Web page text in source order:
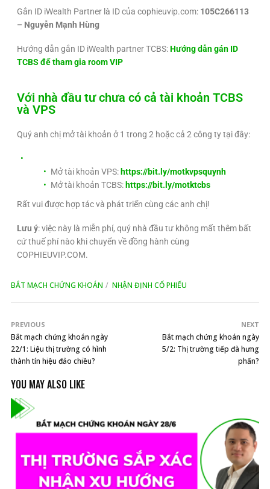
Gắn ID iWealth Partner là ID của cophieuvip.com: 105C266113
– Nguyễn Mạnh Hùng
Hướng dẫn gắn ID iWealth partner TCBS:Hướng dẫn gán ID
TCBS để tham gia room VIP
Với nhà đầu tư chưa có cả tài khoản TCBS
và VPS
Quý anh chị mở tài khoản ở 1 trong 2 hoặc cả 2 công ty tại đây:
Mở tài khoản VPS: https://bit.ly/motkvpsquynh
Mở tài khoản TCBS: https://bit.ly/motktcbs
Rất vui được hợp tác và phát triển cùng các anh chị!
Lưu ý: việc này là miễn phí, quý nhà đầu tư không mất thêm bất
cứ thuế phí nào khi chuyển về đồng hành cùng
COPHIEUVIP.COM.
BẮT MẠCH CHỨNG KHOÁN NHẬN ĐỊNH CỔ PHIẾU
PREVIOUS
Bắt mạch chứng khoán ngày
22/1: Liệu thị trường có hình
thành tín hiệu đảo chiều?
NEXT
Bắt mạch chứng khoán ngày
5/2: Thị trường tiếp đà hưng
phấn?
YOU MAY ALSO LIKE